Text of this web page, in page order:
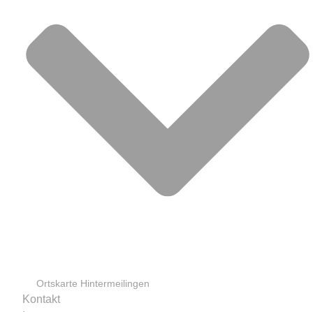
Ortskarte Hintermeilingen
Kontakt